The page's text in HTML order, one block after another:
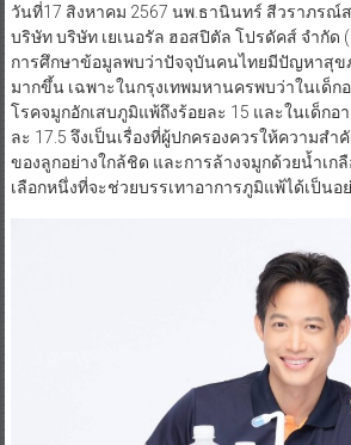
วันที่17 สิงหาคม 2567 นพ.ธานินทร์ สีวราภรณ์
บริษัท บริษัท เยเนอรัล ฮอสปิตัล โปรดัคส์ จำกัด
การศึกษาข้อมูลพบว่าปัจจุบันคนไทยมีปัญหาสุข
มากขึ้น เฉพาะในกรุงเทพมหานครพบว่าในเด็ก
โรคจมูกอักเสบภูมิแพ้ถึงร้อยละ 15 และในเด็กอ
ละ 17.5 จึงเป็นเรื่องที่ผู้ปกครองควรให้ความส
ของลูกอย่างใกล้ชิด และการล้างจมูกด้วยน้ำเก
เลือกหนึ่งที่จะช่วยบรรเทาอาการภูมิแพ้ได้เป็นอ